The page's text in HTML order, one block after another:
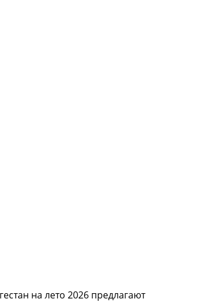
на лето 2026 предлагают